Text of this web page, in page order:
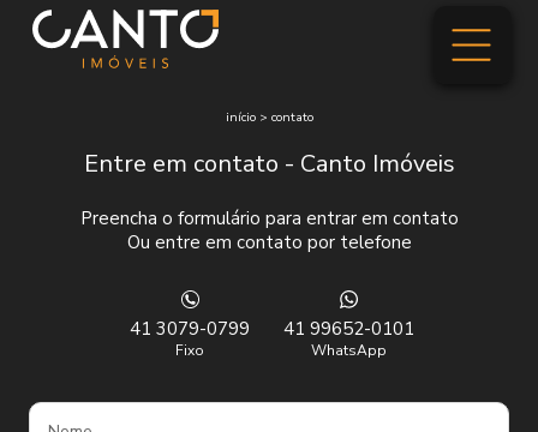
início> contato
Entre em contato - Canto Imóveis
Preencha o formulário para entrar em contato
Ou entre em contato por telefone
41 3079-0799
Fixo
41 99652-0101
WhatsApp